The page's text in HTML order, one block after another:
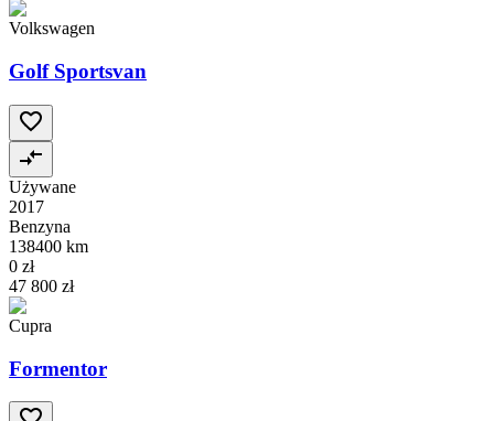
Volkswagen
Golf Sportsvan
Używane
2017
Benzyna
138400 km
0 zł
47 800 zł
Cupra
Formentor